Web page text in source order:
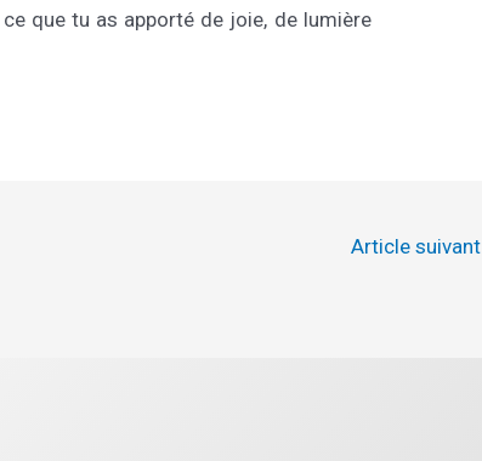
que tu as apporté de joie, de lumière
Article suivant